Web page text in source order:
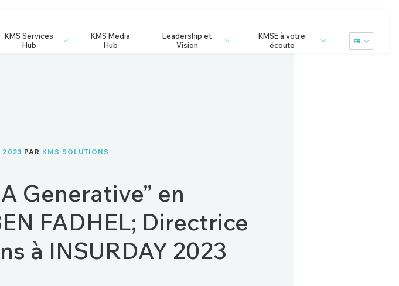
KMS Services
Hub
KMS Media
Hub
Leadership et
Vision
KMSE à votre
écoute
FR
2023 PAR KMS SOLUTIONS
Generative” en
FADHEL; Directrice
à INSURDAY 2023